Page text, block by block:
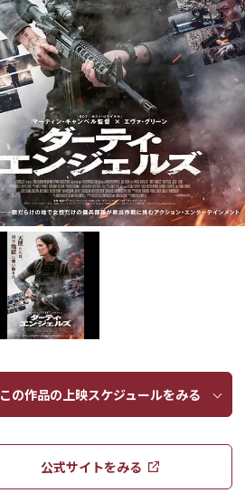
この作品の上映スケジュールをみる​​
公式サイトをみる​​